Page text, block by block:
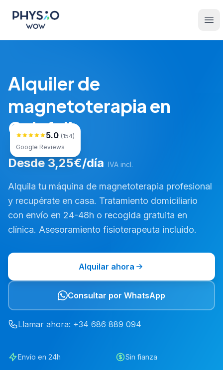
Physio WOW
Alquiler de
magnetoterapia en
Calafell
5.0 (154)
Google Reviews
Desde 3,25€/día IVA incl.
Alquila tu máquina de magnetoterapia profesional
y recupérate en casa. Tratamiento domiciliario
con envío en 24-48h o recogida gratuita en
clínica. Asesoramiento fisioterapeuta incluido.
Alquilar ahora
Consultar por WhatsApp
Llamar ahora: +34 686 889 094
Envío en 24h Sin fianza